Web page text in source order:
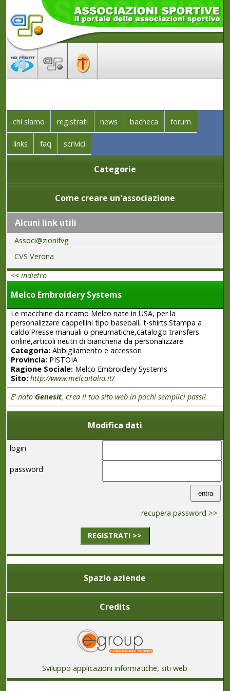
chi siamo registrati news bacheca forum
links faq scrivici
Categorie
Come creare un'associazione
Alcuni link utili
Associ@zionifvg
CVS Verona
<< indietro
Melco Embroidery Systems
Le macchine da ricamo Melco nate in USA, per la
personalizzare cappellini tipo baseball, t-shirts.Stampa a
caldo:Presse manuali o pneumatiche,catalogo transfers
online,articoli neutri di biancheria da personalizzare.
Categoria:Abbigliamento e accessori
Provincia:PISTOIA
Ragione Sociale:Melco Embroidery Systems
Sito: http://www.melcoitalia.it/
E' nato Genesit, crea il tuo sito web in pochi semplici passi!
Modifica dati
login
password
recupera password >>
REGISTRATI >>
Spazio aziende
Credits
Sviluppo applicazioni informatiche, siti web